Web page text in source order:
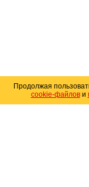
Продолжая
cookie-файлови